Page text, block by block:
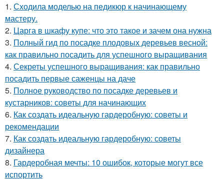
1. Сходила моделью на педикюр к начинающему
мастеру.
2. Царга в шкафу купе: что это такое и зачем она нужна
3. Полный гид по посадке плодовых деревьев весной:
как правильно посадить для успешного выращивания
4. Секреты успешного выращивания: как правильно
посадить первые саженцы на даче
5. Полное руководство по посадке деревьев и
кустарников: советы для начинающих
6. Как создать идеальную гардеробную: советы и
рекомендации
7. Как создать идеальную гардеробную: советы
дизайнера
8. Гардеробная мечты: 10 ошибок, которые могут все
испортить